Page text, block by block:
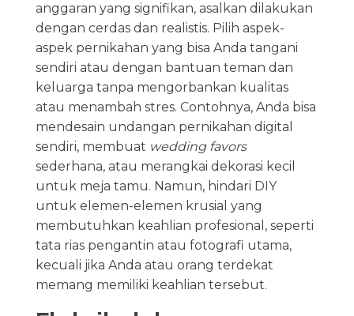
anggaran yang signifikan, asalkan dilakukan
dengan cerdas dan realistis. Pilih aspek-
aspek pernikahan yang bisa Anda tangani
sendiri atau dengan bantuan teman dan
keluarga tanpa mengorbankan kualitas
atau menambah stres. Contohnya, Anda bisa
mendesain undangan pernikahan digital
sendiri, membuat wedding favors
sederhana, atau merangkai dekorasi kecil
untuk meja tamu. Namun, hindari DIY
untuk elemen-elemen krusial yang
membutuhkan keahlian profesional, seperti
tata rias pengantin atau fotografi utama,
kecuali jika Anda atau orang terdekat
memang memiliki keahlian tersebut.